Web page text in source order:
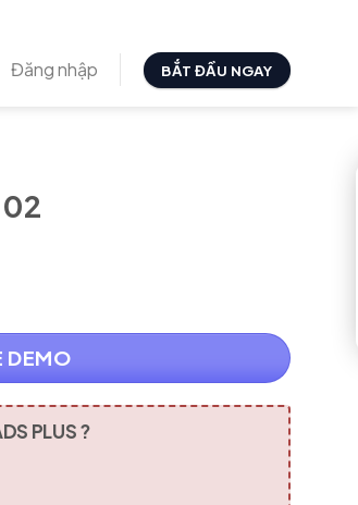
Đăng nhập BẮT ĐẦU NGAY
DEMO
PLUS ?